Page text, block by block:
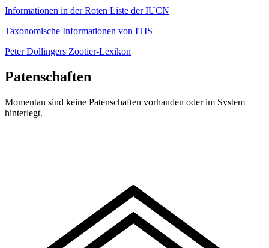
Informationen in der Roten Liste der IUCN
Taxonomische Informationen von ITIS
Peter Dollingers Zootier-Lexikon
Patenschaften
Momentan sind keine Patenschaften vorhanden oder im System
hinterlegt.